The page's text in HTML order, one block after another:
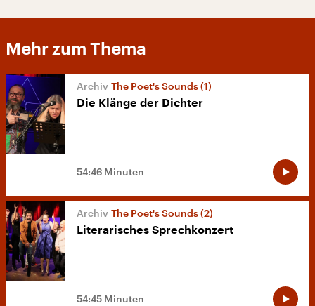
Mehr zum Thema
The Poet's Sounds (1)
Die Klänge der Dichter
54:46 Minuten
The Poet's Sounds (2)
Literarisches Sprechkonzert
54:45 Minuten